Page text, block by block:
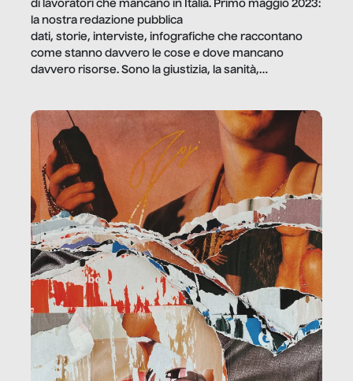
di lavoratori che mancano in Italia. Primo maggio 2023:
la nostra redazione pubblica
dati, storie, interviste, infografiche che raccontano
come stanno davvero le cose e dove mancano
davvero risorse. Sono la giustizia, la sanità,